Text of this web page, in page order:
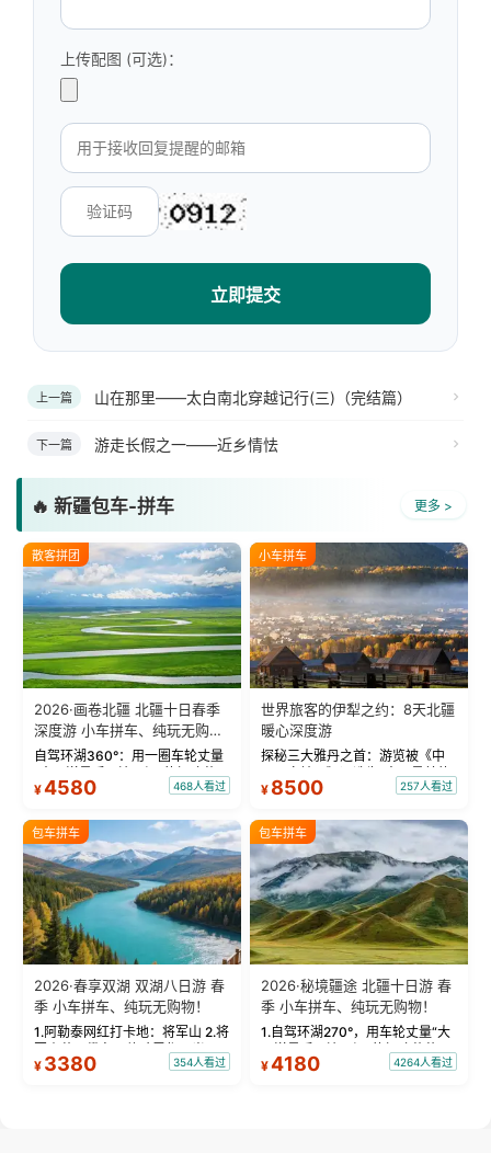
上传配图 (可选)：
立即提交
上一篇 山在那里——太白南北穿越记行(三)（完结篇）
下一篇 游走长假之一——近乡情怯
🔥 新疆包车-拼车 更多 >
散客拼团
2026·画卷北疆 北疆十日春季
深度游 小车拼车、纯玩无购
物！
自驾环湖360°：用一圈车轮丈量
“大西洋最后一滴眼泪”的极致蔚
蓝。 赛湖旅拍：甄选多款风格服
绝美瞬间。 赛湖坦克300跟车视
频：专业摄影师...
¥4580 468人看过
小车拼车
世界旅客的伊犁之约：8天北疆
暖心深度游
探秘三大雅丹之首：游览被《中
国国家地理》评选为“中国最美的
三大雅丹”第一名的克拉玛依魔鬼
瓦人最大村落——禾木村，欣赏
晨雾与小木...
¥ 8500 257人看过
包车拼车
2026·春享双湖 双湖八日游 春
季 小车拼车、纯玩无购物！
1.阿勒泰网红打卡地：将军山 2.将
军山落日缆车，体验雪都风光 3.
将军山，夕阳派对，蹦迪party 4.
¥ 3380 354人看过
包车拼车
2026·秘境疆途 北疆十日游 春
季 小车拼车、纯玩无购物！
1.自驾环湖270°，用车轮丈量“大
西洋最后一滴眼泪”的极致蔚蓝，
让雪山、花海与深邃湖水在转弯
¥4180 4264人看过